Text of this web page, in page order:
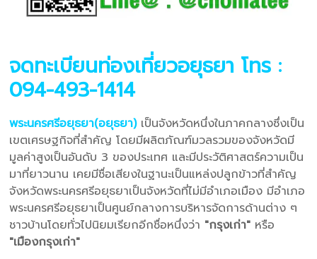
จดทะเบียนท่องเที่ยวอยุธยาโทร :
094-493-1414
พระนครศรีอยุธยา(อยุธยา)เป็นจังหวัดหนึ่งในภาคกลางซึ่งเป็น
เขตเศรษฐกิจที่สำคัญ โดยมีผลิตภัณฑ์มวลรวมของจังหวัดมี
มูลค่าสูงเป็นอันดับ 3 ของประเทศ และมีประวัติศาสตร์ความเป็น
มาที่ยาวนาน เคยมีชื่อเสียงในฐานะเป็นแหล่งปลูกข้าวที่สำคัญ
จังหวัดพระนครศรีอยุธยาเป็นจังหวัดที่ไม่มีอำเภอเมือง มีอำเภอ
พระนครศรีอยุธยาเป็นศูนย์กลางการบริหารจัดการด้านต่าง ๆ
ชาวบ้านโดยทั่วไปนิยมเรียกอีกชื่อหนึ่งว่า "กรุงเก่า" หรือ
"เมืองกรุงเก่า"